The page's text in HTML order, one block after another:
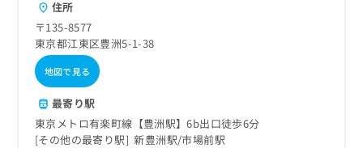
住所
〒135-8577
東京都江東区豊洲5-1-38
地図で見る
最寄り駅
東京メトロ有楽町線【豊洲駅】6b出口徒歩6分
その他の最寄り駅
新豊洲駅 市場前駅